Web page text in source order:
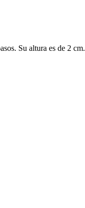
Su altura es de 2 cm.